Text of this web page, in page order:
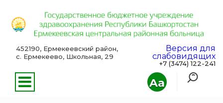
Aa
452190, Ермекеевский район,
с. Ермекеево, Школьная, 29
Версия для
слабовидящих
+7 (3474) 122-241